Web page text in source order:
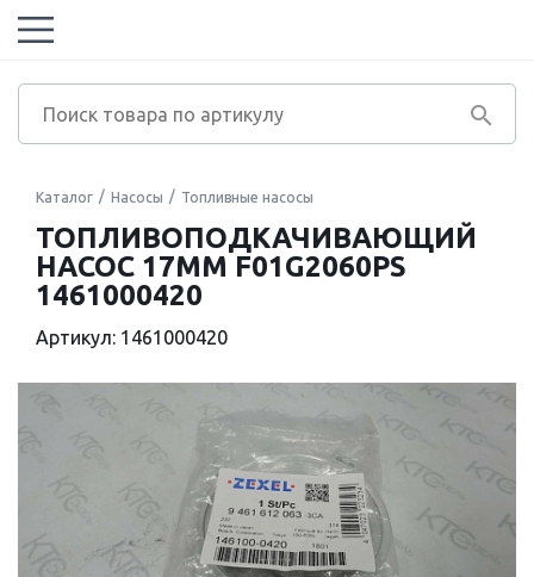
Каталог Насосы Топливные насосы
ТОПЛИВОПОДКАЧИВАЮЩИЙ
НАСОС 17MM F01G2060PS
1461000420
Артикул: 1461000420